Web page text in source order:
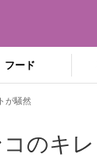
フード
が騒然
のキレ